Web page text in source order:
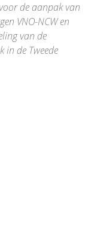
de aanpak van
VNO-NCW en
van de
in de Tweede